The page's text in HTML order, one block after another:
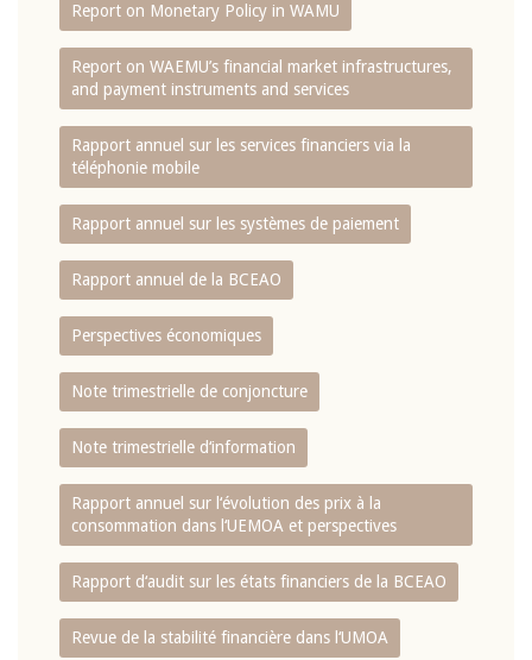
Report on Monetary Policy in WAMU
Report on WAEMU’s financial market infrastructures,
and payment instruments and services
Rapport annuel sur les services financiers via la
téléphonie mobile
Rapport annuel sur les systèmes de paiement
Rapport annuel de la BCEAO
Perspectives économiques
Note trimestrielle de conjoncture
Note trimestrielle d‘information
Rapport annuel sur l‘évolution des prix à la
consommation dans l‘UEMOA et perspectives
Rapport d‘audit sur les états financiers de la BCEAO
Revue de la stabilité financière dans l‘UMOA